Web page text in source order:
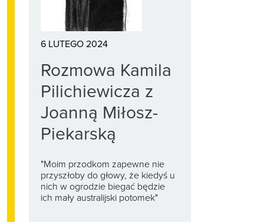
6 LUTEGO 2024
Rozmowa Kamila
Pilichiewicza z
Joanną Miłosz-
Piekarską
"Moim przodkom zapewne nie
przyszłoby do głowy, że kiedyś u
nich w ogrodzie biegać będzie
ich mały australijski potomek"